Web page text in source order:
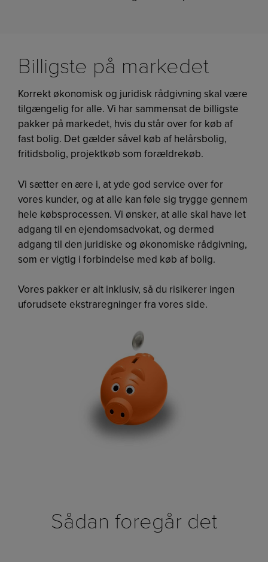
Billigste på markedet
Korrekt økonomisk og juridisk rådgivning skal være
tilgængelig for alle. Vi har sammensat de billigste
pakker på markedet, hvis du står over for køb af
fast bolig. Det gælder såvel køb af helårsbolig,
fritidsbolig, projektkøb som forældrekøb.
Vi sætter en ære i, at yde god service over for
vores kunder, og at alle kan føle sig trygge gennem
hele købsprocessen. Vi ønsker, at alle skal have let
adgang til en ejendomsadvokat, og dermed
adgang til den juridiske og økonomiske rådgivning,
som er vigtig i forbindelse med køb af bolig.
Vores pakker er alt inklusiv, så du risikerer ingen
uforudsete ekstraregninger fra vores side.
Sådan foregår det